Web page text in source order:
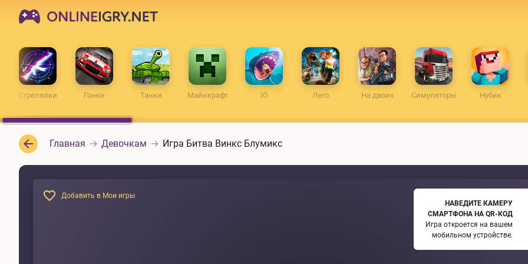
Стрелялки Гонки Танки Майнкрафт IO Лего На двоих Симуляторы Нубик
Главная Девочкам Игра Битва Винкс Блумикс
НАВЕДИТЕ КАМЕРУ
СМАРТФОНА НА QR-КОД
Игра откроется на вашем
мобильном устройстве.
Добавить в Мои игры